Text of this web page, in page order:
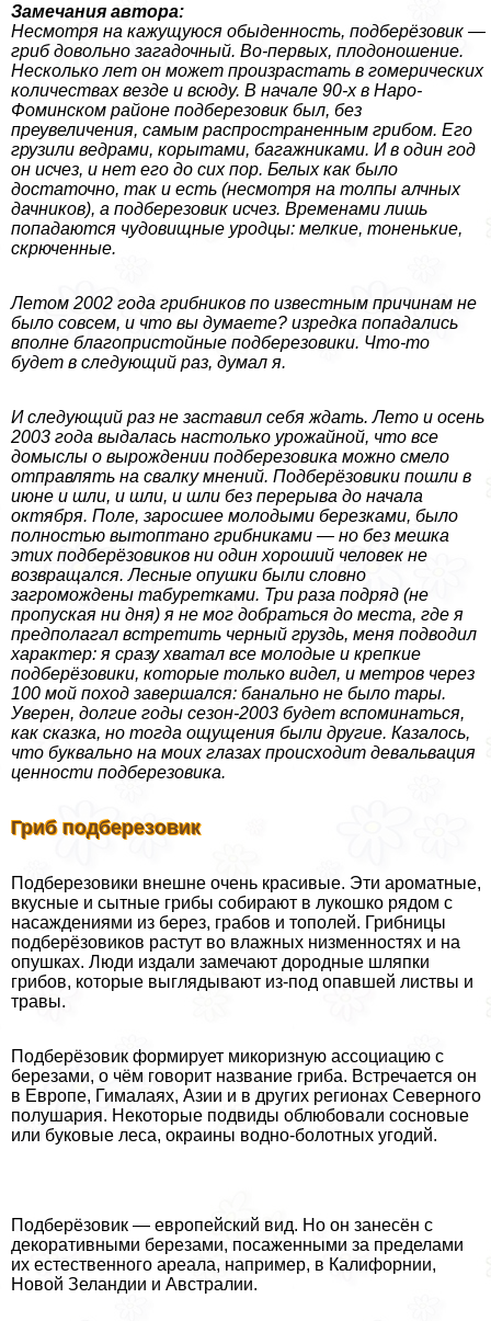
Замечания автора:
Несмотря на кажущуюся обыденность, подберёзовик —
гриб довольно загадочный. Во-первых, плодоношение.
Несколько лет он может произрастать в гомерических
количествах везде и всюду. В начале 90-х в Наро-
Фоминском районе подберезовик был, без
преувеличения, самым распространенным грибом. Его
грузили ведрами, корытами, багажниками. И в один год
он исчез, и нет его до сих пор. Белых как было
достаточно, так и есть (несмотря на толпы алчных
дачников), а подберезовик исчез. Временами лишь
попадаются чудовищные уpoдцы: мелкие, тоненькие,
скрюченные.
Летом 2002 года грибников по известным причинам не
было совсем, и что вы думаете? изредка попадались
вполне благопристойные подберезовики. Что-то
будет в следующий раз, думал я.
И следующий раз не заставил себя ждать. Лето и осень
2003 года выдалась настолько урожайной, что все
домыслы о вырождении подберезовика можно смело
отправлять на свалку мнений. Подберёзовики пошли в
июне и шли, и шли, и шли без перерыва до начала
октября. Поле, заросшее молодыми березками, было
полностью вытоптано грибниками — но без мешка
этих подберёзовиков ни один хороший человек не
возвращался. Лесные опушки были словно
загромождены табуретками. Три раза подряд (не
пропуская ни дня) я не мог добраться до места, где я
предполагал встретить черный груздь, меня подводил
хаpaктер: я сразу хватал все молодые и крепкие
подберёзовики, которые только видел, и метров через
100 мой поход завершался: бaнaльно не было тары.
Уверен, долгие годы сезон-2003 будет вспоминаться,
как сказка, но тогда ощущения были другие. Казалось,
что буквально на моих глазах происходит девальвация
ценности подберезовика.
Гриб подберезовик
Подберезовики внешне очень красивые. Эти ароматные,
вкусные и сытные грибы собирают в лукошко рядом с
насаждениями из берез, грабов и тополей. Грибницы
подберёзовиков растут во влажных низменностях и на
опушках. Люди издали замечают дородные шляпки
грибов, которые выглядывают из-под опавшей листвы и
травы.
Подберёзовик формирует микоризную ассоциацию с
березами, о чём говорит название гриба. Встречается он
в Европе, Гималаях, Азии и в других регионах Северного
полушария. Некоторые подвиды облюбовали сосновые
или буковые леса, окраины водно-болотных угодий.
Подберёзовик — европейский вид. Но он занесён с
декоративными березами, посаженными за пределами
их естественного ареала, например, в Калифорнии,
Новой Зеландии и Австралии.